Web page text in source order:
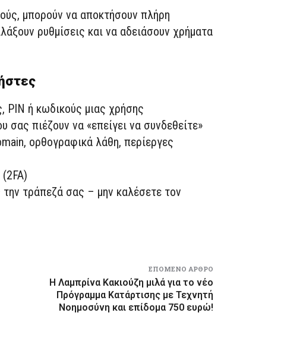
μπορούν να αποκτήσουν πλήρη
ρυθμίσεις και να αδειάσουν χρήματα
PIN ή κωδικούς μιας χρήσης
πιέζουν να «επείγει να συνδεθείτε»
ορθογραφικά λάθη, περίεργες
τράπεζά σας – μην καλέσετε τον
ΕΠΌΜΕΝΟ ΆΡΘΡΟ
Η Λαμπρίνα Κακιούζη μιλά για το νέο
Πρόγραμμα Κατάρτισης με Τεχνητή
Νοημοσύνη και επίδομα 750 ευρώ!